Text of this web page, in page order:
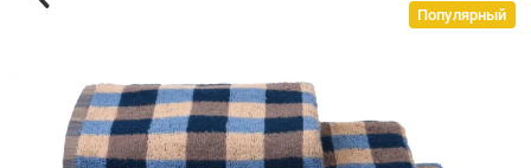
Популярный